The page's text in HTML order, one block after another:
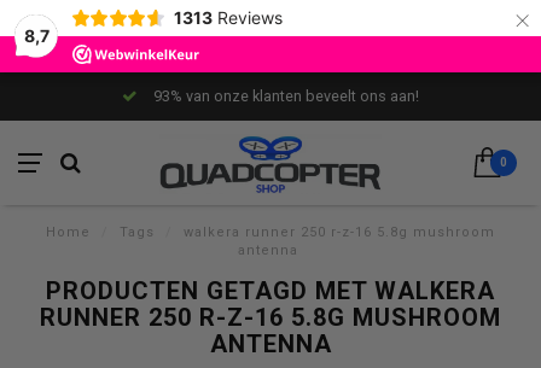
8,7
1313 Reviews ×
93% van onze klanten beveelt ons aan!
0
Home Tags
walkera runner 250 r-z-16 5.8g mushroom
antenna
PRODUCTEN GETAGD MET WALKERA
RUNNER 250 R-Z-16 5.8G MUSHROOM
ANTENNA